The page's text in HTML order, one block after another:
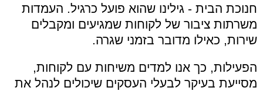
חנוכת הבית - גילינו שהוא פועל כרגיל. העמדות
משרתות ציבור של לקוחות שמגיעים ומקבלים
שירות, כאילו מדובר בזמני שגרה.
הפעילות, כך אנו למדים משיחות עם לקוחות,
מסייעת בעיקר לבעלי העסקים שיכולים לנהל את